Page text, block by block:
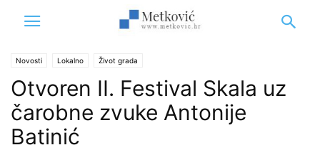
Novosti Lokalno Život grada
Otvoren II. Festival Skala uz
čarobne zvuke Antonije
Batinić